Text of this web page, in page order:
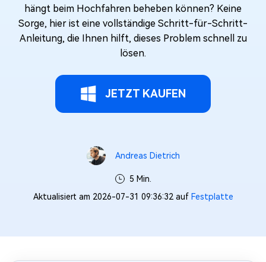
hängt beim Hochfahren beheben können? Keine
Sorge, hier ist eine vollständige Schritt-für-Schritt-
Anleitung, die Ihnen hilft, dieses Problem schnell zu
lösen.
JETZT KAUFEN
Andreas Dietrich
5 Min.
Aktualisiert am 2026-07-31 09:36:32 auf Festplatte